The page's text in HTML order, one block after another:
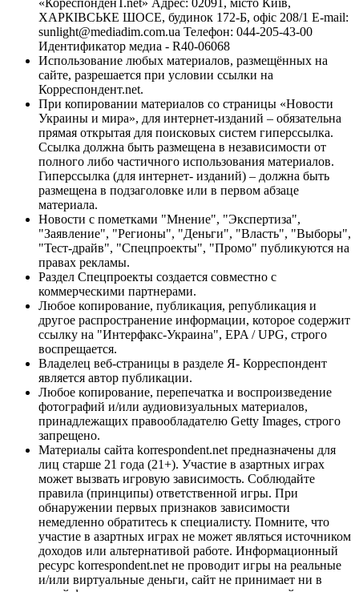
«КореспонденТ.net» Адрес: 02091, місто Київ,
ХАРКІВСЬКЕ ШОСЕ, будинок 172-Б, офіс 208/1 E-mail:
sunlight@mediadim.com.ua Телефон: 044-205-43-00
Идентификатор медиа - R40-06068
Использование любых материалов, размещённых на
сайте, разрешается при условии ссылки на
Корреспондент.net.
При копировании материалов со страницы «Новости
Украины и мира», для интернет-изданий – обязательна
прямая открытая для поисковых систем гиперссылка.
Ссылка должна быть размещена в независимости от
полного либо частичного использования материалов.
Гиперссылка (для интернет- изданий) – должна быть
размещена в подзаголовке или в первом абзаце
материала.
Новости с пометками "Мнение", "Экспертиза",
"Заявление", "Регионы", "Деньги", "Власть", "Выборы",
"Тест-драйв", "Спецпроекты", "Промо" публикуются на
правах рекламы.
Раздел Спецпроекты создается совместно с
коммерческими партнерами.
Любое копирование, публикация, републикация и
другое распространение информации, которое содержит
ссылку на "Интерфакс-Украина", EPA / UPG, строго
воспрещается.
Владелец веб-страницы в разделе Я- Корреспондент
является автор публикации.
Любое копирование, перепечатка и воспроизведение
фотографий и/или аудиовизуальных материалов,
принадлежащих правообладателю Getty Images, строго
запрещено.
Материалы сайта korrespondent.net предназначены для
лиц старше 21 года (21+). Участие в азартных играх
может вызвать игровую зависимость. Соблюдайте
правила (принципы) ответственной игры. При
обнаружении первых признаков зависимости
немедленно обратитесь к специалисту. Помните, что
участие в азартных играх не может являться источником
доходов или альтернативой работе. Информационный
ресурс korrespondent.net не проводит игры на реальные
и/или виртуальные деньги, сайт не принимает ни в